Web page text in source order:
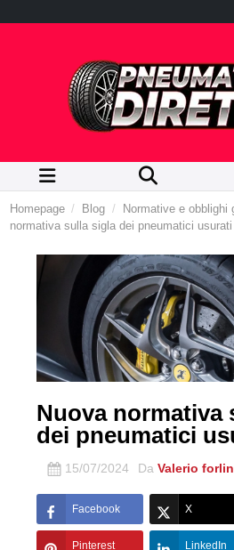
Homepage Blog Normative e obblighi
normativa sulla sigla dei pneumatici usurati
Nuova normativa
dei pneumatici
15/07/2024 Da Valerio
Facebook X
Pinterest LinkedIn